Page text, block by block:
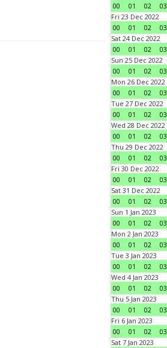
00
01 02 03
Fri 23 Dec 2022
00
01 02 03
Sat 24 Dec 2022
00
01 02 03
Sun 25 Dec 2022
00
01 02 03
Mon 26 Dec 2022
00
01 02 03
Tue 27 Dec 2022
00
01 02 03
Wed 28 Dec 2022
00
01 02 03
Thu 29 Dec 2022
00
01 02 03
Fri 30 Dec 2022
00
01 02 03
Sat 31 Dec 2022
00
01 02 03
Sun 1 Jan 2023
00
01 02 03
Mon 2 Jan 2023
00
01 02 03
Tue 3 Jan 2023
00
01 02 03
Wed 4 Jan 2023
00
01 02 03
Thu 5 Jan 2023
00
01 02 03
Fri 6 Jan 2023
00
01 02 03
Sat 7 Jan 2023